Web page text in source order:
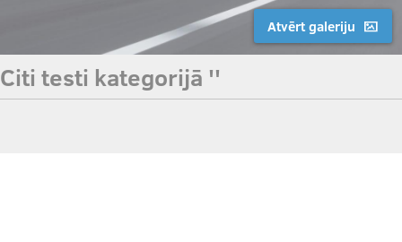
Atvērt galeriju
Citi testi kategorijā ''